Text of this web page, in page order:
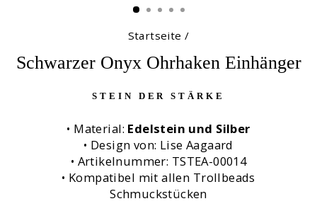
Startseite /
Schwarzer Onyx Ohrhaken Einhänger
STEIN DER STÄRKE
• Material: Edelstein und Silber
• Design von: Lise Aagaard
• Artikelnummer: TSTEA-00014
• Kompatibel mit allen Trollbeads
Schmuckstücken